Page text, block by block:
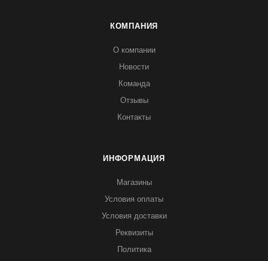
КОМПАНИЯ
О компании
Новости
Команда
Отзывы
Контакты
ИНФОРМАЦИЯ
Магазины
Условия оплаты
Условия доставки
Реквизиты
Политика